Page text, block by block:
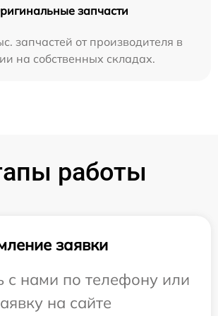
запчасти
запчастей от производителя в
на собственных складах.
работы
заявки
с нами по телефону или
на сайте